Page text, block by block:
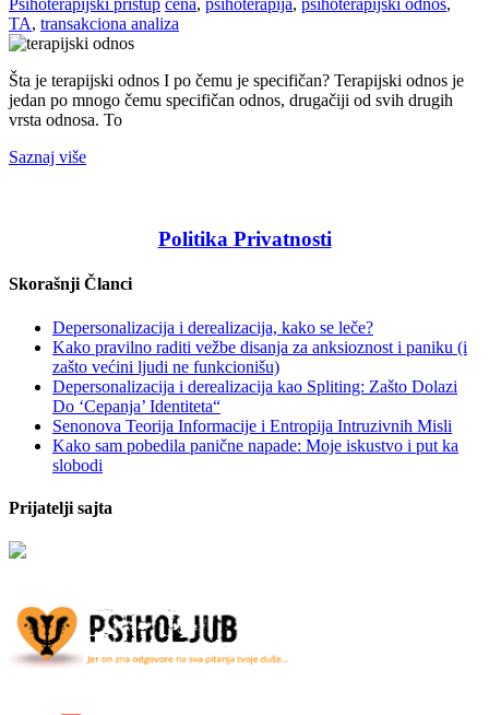
Psihoterapijski pristup cena, psihoterapija, psihoterapijski odnos,
TA, transakciona analiza
Šta je terapijski odnos I po čemu je specifičan? Terapijski odnos je
jedan po mnogo čemu specifičan odnos, drugačiji od svih drugih
vrsta odnosa. To
Saznaj više
Politika Privatnosti
Skorašnji Članci
Depersonalizacija i derealizacija, kako se leče?
Kako pravilno raditi vežbe disanja za anksioznost i paniku (i
zašto većini ljudi ne funkcionišu)
Depersonalizacija i derealizacija kao Spliting: Zašto Dolazi
Do ‘Cepanja’ Identiteta“
Senonova Teorija Informacije i Entropija Intruzivnih Misli
Kako sam pobedila panične napade: Moje iskustvo i put ka
slobodi
Prijatelji sajta